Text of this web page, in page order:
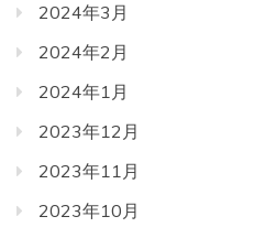
2024年3月
2024年2月
2024年1月
2023年12月
2023年11月
2023年10月